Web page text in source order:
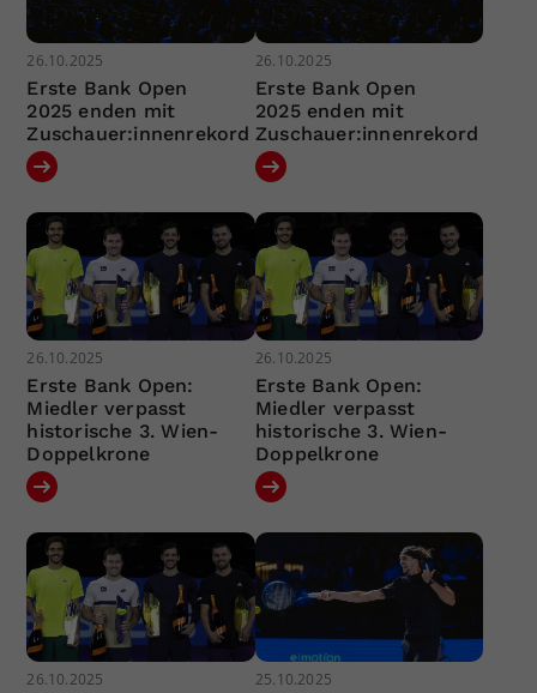
26.10.2025
Erste Bank Open
2025 enden mit
Zuschauer:innenrekord
26.10.2025
Erste Bank Open
2025 enden mit
Zuschauer:innenrekord
26.10.2025
Erste Bank Open:
Miedler verpasst
historische 3. Wien-
Doppelkrone
26.10.2025
Erste Bank Open:
Miedler verpasst
historische 3. Wien-
Doppelkrone
26.10.2025 25.10.2025